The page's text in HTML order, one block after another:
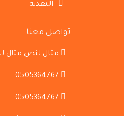
التغذية
تواصل معنا
مثال لنص مثال